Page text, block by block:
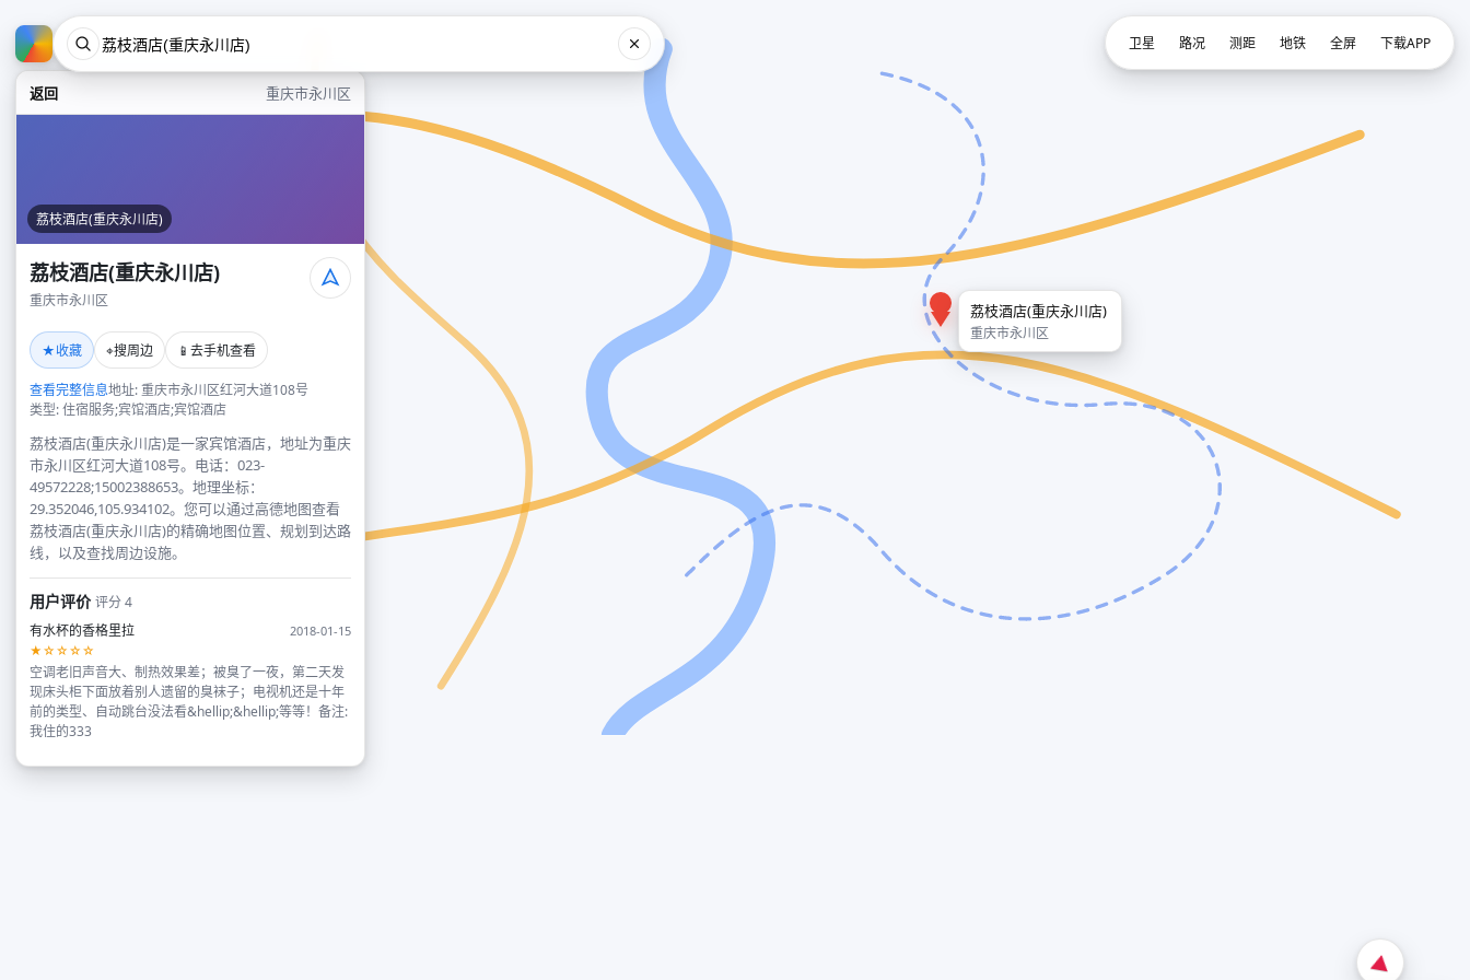
返回 重庆市永川区
荔枝酒店(重庆永川店)
荔枝酒店(重庆永川店)
重庆市永川区
★收藏 ⌖搜周边 📱 去手机查看
查看完整信息地址: 重庆市永川区红河大道108号
类型: 住宿服务;宾馆酒店;宾馆酒店
荔枝酒店(重庆永川店)是一家宾馆酒店，地址为重庆
市永川区红河大道108号。电话：023-
49572228;15002388653。地理坐标：
29.352046,105.934102。您可以通过高德地图查看
荔枝酒店(重庆永川店)的精确地图位置、规划到达路
线，以及查找周边设施。
用户评价评分 4
有水杯的香格里拉
2018-01-15
★☆☆☆☆
空调老旧声音大、制热效果差；被臭了一夜，第二天发
现床头柜下面放着别人遗留的臭袜子；电视机还是十年
前的类型、自动跳台没法看&hellip;&hellip;等等！备注:
我住的333
荔枝酒店(重庆永川店)
重庆市永川区
卫星 路况 测距 地铁 全屏 下载APP